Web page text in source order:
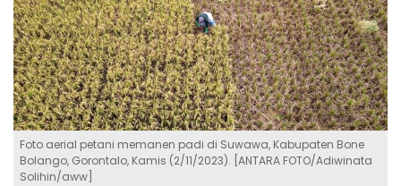
Foto aerial petani memanen padi di Suwawa, Kabupaten Bone
Bolango, Gorontalo, Kamis (2/11/2023). [ANTARA FOTO/Adiwinata
Solihin/aww]